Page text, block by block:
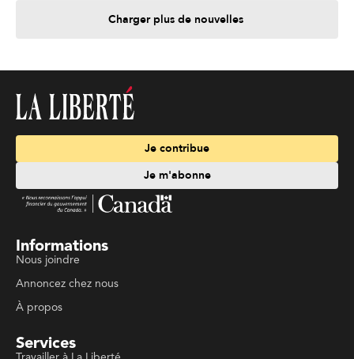
Charger plus de nouvelles
Je contribue
Je m'abonne
Informations
Nous joindre
Annoncez chez nous
À propos
Services